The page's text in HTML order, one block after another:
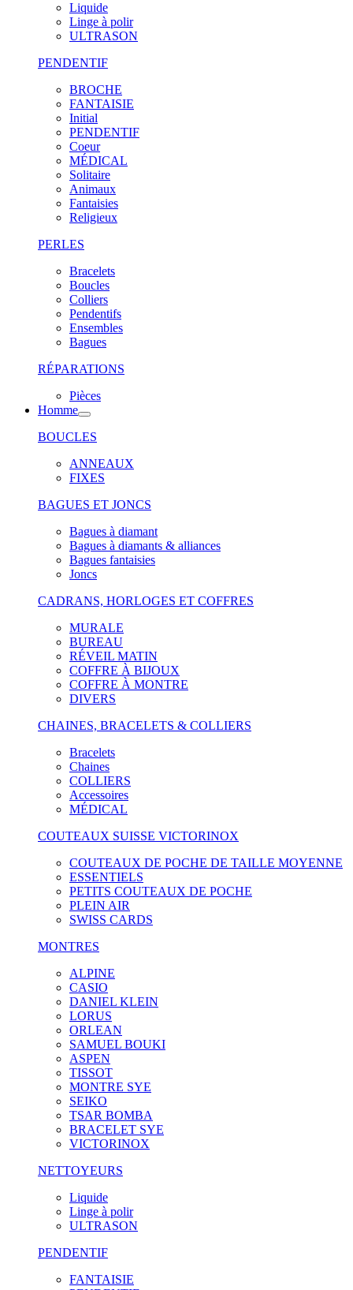
Liquide
Linge à polir
ULTRASON
PENDENTIF
BROCHE
FANTAISIE
Initial
PENDENTIF
Coeur
MÉDICAL
Solitaire
Animaux
Fantaisies
Religieux
PERLES
Bracelets
Boucles
Colliers
Pendentifs
Ensembles
Bagues
RÉPARATIONS
Pièces
Homme
BOUCLES
ANNEAUX
FIXES
BAGUES ET JONCS
Bagues à diamant
Bagues à diamants & alliances
Bagues fantaisies
Joncs
CADRANS, HORLOGES ET COFFRES
MURALE
BUREAU
RÉVEIL MATIN
COFFRE À BIJOUX
COFFRE À MONTRE
DIVERS
CHAINES, BRACELETS & COLLIERS
Bracelets
Chaines
COLLIERS
Accessoires
MÉDICAL
COUTEAUX SUISSE VICTORINOX
COUTEAUX DE POCHE DE TAILLE MOYENNE
ESSENTIELS
PETITS COUTEAUX DE POCHE
PLEIN AIR
SWISS CARDS
MONTRES
ALPINE
CASIO
DANIEL KLEIN
LORUS
ORLEAN
SAMUEL BOUKI
ASPEN
TISSOT
MONTRE SYE
SEIKO
TSAR BOMBA
BRACELET SYE
VICTORINOX
NETTOYEURS
Liquide
Linge à polir
ULTRASON
PENDENTIF
FANTAISIE